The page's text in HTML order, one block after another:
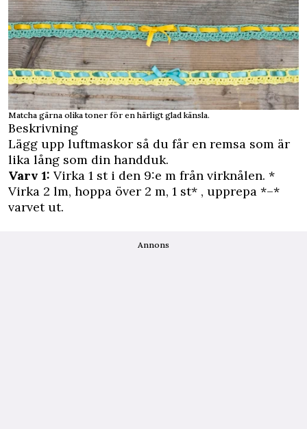
Matcha gärna olika toner för en härligt glad känsla.
Beskrivning
Lägg upp luftmaskor så du får en remsa som är
lika lång som din handduk.
Varv 1: Virka 1 st i den 9:e m från virknålen. *
Virka 2 lm, hoppa över 2 m, 1 st* , upprepa *–*
varvet ut.
Annons